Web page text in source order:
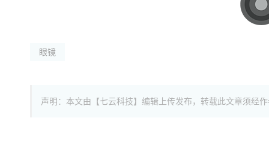
眼镜
声明：本文由【七云科技】编辑上传发布，转载此文章须经